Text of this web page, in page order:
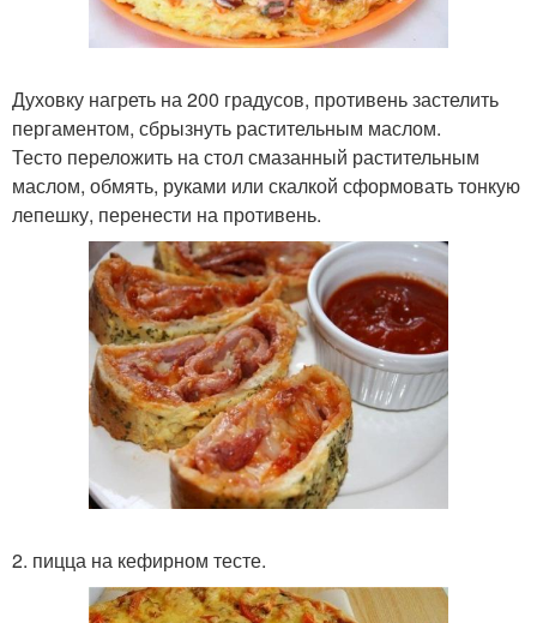
Духовку нагреть на 200 градусов, противень застелить
пергаментом, сбрызнуть растительным маслом.
Тесто переложить на стол смазанный растительным
маслом, обмять, руками или скалкой сформовать тонкую
лепешку, перенести на противень.
2. пицца на кефирном тесте.